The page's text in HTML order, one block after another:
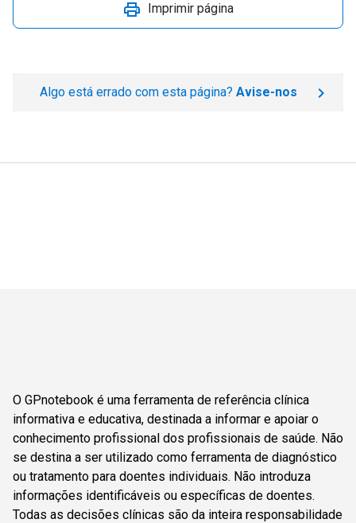
Imprimir página
Algo está errado com esta página? Avise-nos
O GPnotebook é uma ferramenta de referência clínica
informativa e educativa, destinada a informar e apoiar o
conhecimento profissional dos profissionais de saúde. Não
se destina a ser utilizado como ferramenta de diagnóstico
ou tratamento para doentes individuais. Não introduza
informações identificáveis ou específicas de doentes.
Todas as decisões clínicas são da inteira responsabilidade